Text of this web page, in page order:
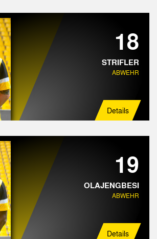
18
STRIFLER
ABWEHR
Details
19
OLAJENGBESI
ABWEHR
Details